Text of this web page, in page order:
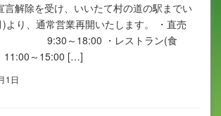
言解除を受け、いいたて村の道の駅までい
より、通常営業再開いたします。 ・直売
～18:00 ・レストラン(食
15:00 […]
1日